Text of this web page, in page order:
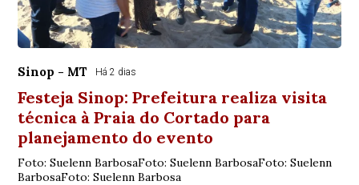
Sinop - MT Há 2 dias
Festeja Sinop: Prefeitura realiza visita
técnica à Praia do Cortado para
planejamento do evento
Foto: Suelenn BarbosaFoto: Suelenn BarbosaFoto: Suelenn
BarbosaFoto: Suelenn Barbosa